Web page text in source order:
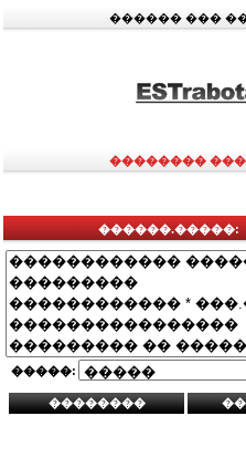
������ ���
��������
������.�����:
�����: